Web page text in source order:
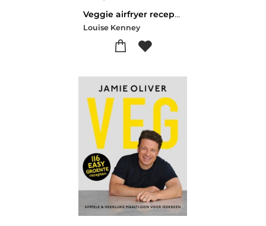
Veggie airfryer recepten
Louise Kenney